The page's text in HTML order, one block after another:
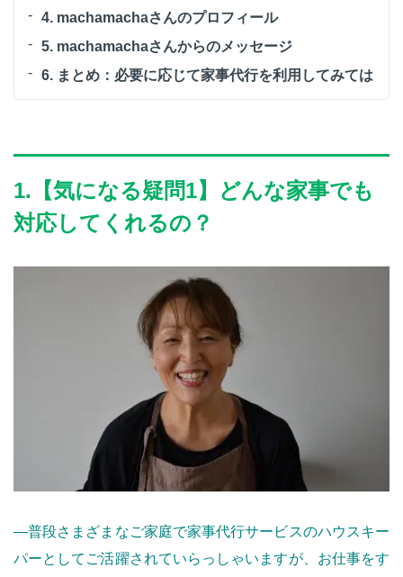
4. machamachaさんのプロフィール
5. machamachaさんからのメッセージ
6. まとめ：必要に応じて家事代行を利用してみては
1.【気になる疑問1】どんな家事でも
対応してくれるの？
—普段さまざまなご家庭で家事代行サービスのハウスキー
パーとしてご活躍されていらっしゃいますが、お仕事をす